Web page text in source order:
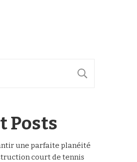
Posts
une parfaite planéité
court de tennis